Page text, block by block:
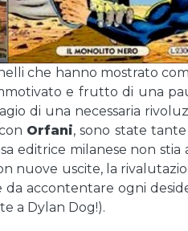
che hanno mostrato
e frutto di una
di una necessaria
Orfani, sono state
editrice milanese non stia
nuove uscite, la
accontentare ogni
a Dylan Dog!).